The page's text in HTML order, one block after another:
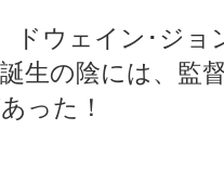
ドウェイン･ジョ
生の陰には、監
った！